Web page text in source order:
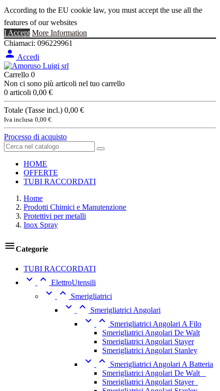
According to the EU cookie law, you must accept the use all the
features of our websites
I Accept More Information
Chiamaci: 096229961
 Accedi
Carrello 0
Non ci sono più articoli nel tuo carrello
0 articoli 0,00 €
Totale (Tasse incl.) 0,00 €
Iva inclusa 0,00 €
Processo di acquisto
HOME
OFFERTE
TUBI RACCORDATI
Home
Prodotti Chimici e Manutenzione
Protettivi per metalli
Inox Spray
Categorie
TUBI RACCORDATI
  ElettroUtensili
  Smerigliatrici
  Smerigliatrici Angolari
 
Smerigliatrici Angolari A Filo
Smerigliatrici Angolari De Walt
Smerigliatrici Angolari Stayer
Smerigliatrici Angolari Stanley
 
Smerigliatrici Angolari A Batteria
Smerigliatrici Angolari De Walt _
Smerigliatrici Angolari Stayer_